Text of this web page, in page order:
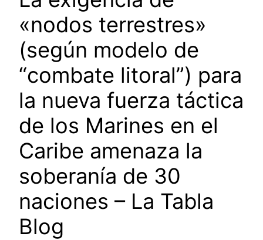
«nodos terrestres»
(según modelo de
“combate litoral”) para
la nueva fuerza táctica
de los Marines en el
Caribe amenaza la
soberanía de 30
naciones – La Tabla
Blog